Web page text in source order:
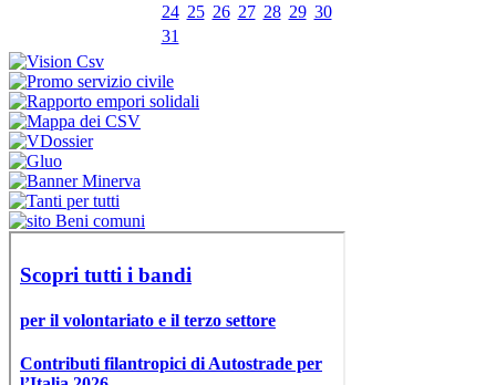
24 25 26 27 28 29 30
31